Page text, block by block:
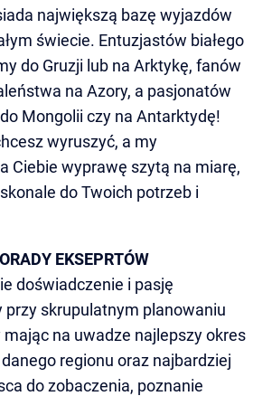
największą bazę wyjazdów
świecie. Entuzjastów białego
do Gruzji lub na Arktykę, fanów
na Azory, a pasjonatów
Mongolii czy na Antarktydę!
wyruszyć, a my
Ciebie wyprawę szytą na miarę,
do Twoich potrzeb i
EKSEPRTÓW
doświadczenie i pasję
skrupulatnym planowaniu
na uwadze najlepszy okres
regionu oraz najbardziej
do zobaczenia, poznanie